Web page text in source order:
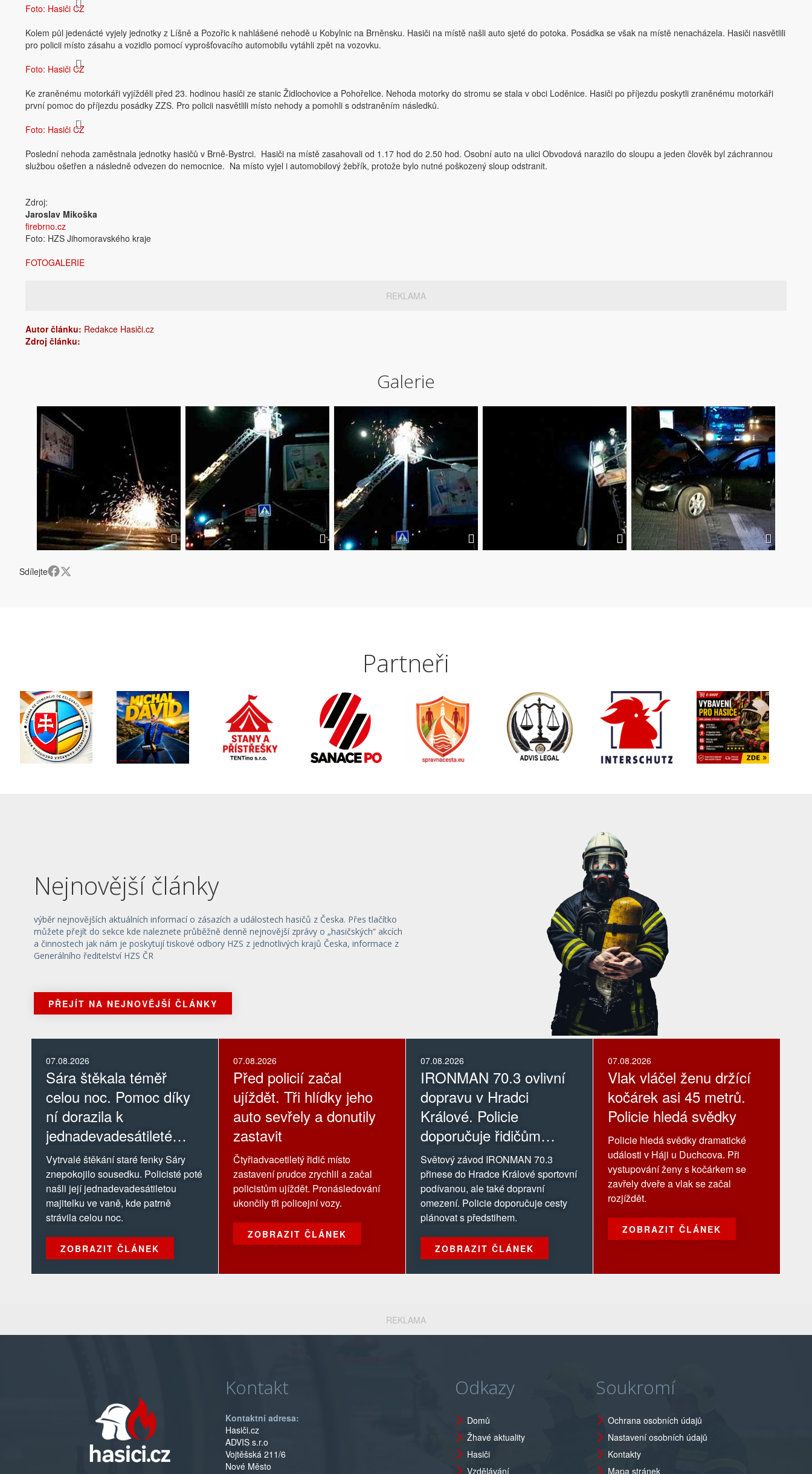
Foto: Hasiči CZ
Kolem půl jedenácté vyjely jednotky z Líšně a Pozořic k nahlášené nehodě u Kobylnic na Brněnsku. Hasiči na místě našli auto sjeté do potoka. Posádka se však na místě nenacházela. Hasiči nasvětlili
pro policii místo zásahu a vozidlo pomocí vyprošťovacího automobilu vytáhli zpět na vozovku.
Foto: Hasiči CZ
Ke zraněnému motorkáři vyjížděli před 23. hodinou hasiči ze stanic Židlochovice a Pohořelice. Nehoda motorky do stromu se stala v obci Loděnice. Hasiči po příjezdu poskytli zraněnému motorkáři
první pomoc do příjezdu posádky ZZS. Pro policii nasvětlili místo nehody a pomohli s odstraněním následků.
Foto: Hasiči CZ
Poslední nehoda zaměstnala jednotky hasičů v Brně-Bystrci. Hasiči na místě zasahovali od 1.17 hod do 2.50 hod. Osobní auto na ulici Obvodová narazilo do sloupu a jeden člověk byl záchrannou
službou ošetřen a následně odvezen do nemocnice. Na místo vyjel i automobilový žebřík, protože bylo nutné poškozený sloup odstranit.
Zdroj:
Jaroslav Mikoška
firebrno.cz
Foto: HZS Jihomoravského kraje
FOTOGALERIE
REKLAMA
Autor článku: Redakce Hasiči.cz
Zdroj článku:
Galerie
Sdílejte
Partneři
Nejnovější články
výběr nejnovějších aktuálních informací o zásazích a událostech hasičů z Česka. Přes tlačítko
můžete přejít do sekce kde naleznete průběžně denně nejnovější zprávy o „hasičských“ akcích
a činnostech jak nám je poskytují tiskové odbory HZS z jednotlivých krajů Česka, informace z
Generálního ředitelství HZS ČR
PŘEJÍT NA NEJNOVĚJŠÍ ČLÁNKY
07.08.2026
Sára štěkala téměř
celou noc. Pomoc díky
ní dorazila k
jednadevadesátileté
majitelce
Vytrvalé štěkání staré fenky Sáry
znepokojilo sousedku. Policisté poté
našli její jednadevadesátiletou
majitelku ve vaně, kde patrně
strávila celou noc.
ZOBRAZIT ČLÁNEK
07.08.2026
IRONMAN 70.3 ovlivní
dopravu v Hradci
Králové. Policie
doporučuje řidičům
oblasti závodu se
vyhnout
Světový závod IRONMAN 70.3
přinese do Hradce Králové sportovní
podívanou, ale také dopravní
omezení. Policie doporučuje cesty
plánovat s předstihem.
ZOBRAZIT ČLÁNEK
07.08.2026
Vlak vláčel ženu držící
kočárek asi 45 metrů.
Policie hledá svědky
Policie hledá svědky dramatické
události v Háji u Duchcova. Při
vystupování ženy s kočárkem se
zavřely dveře a vlak se začal
rozjíždět.
ZOBRAZIT ČLÁNEK
07.08.2026
Před policií začal
ujíždět. Tři hlídky jeho
auto sevřely a donutily
zastavit
Čtyřiadvacetiletý řidič místo
zastavení prudce zrychlil a začal
policistům ujíždět. Pronásledování
ukončily tři policejní vozy.
ZOBRAZIT ČLÁNEK
REKLAMA
Kontakt
Kontaktní adresa:
Hasiči.cz
ADVIS s.r.o
Vojtěšská 211/6
Nové Město
Odkazy
Domů
Žhavé aktuality
Hasiči
Vzdělávání
Soukromí
Ochrana osobních údajů
Nastavení osobních údajů
Kontakty
Mapa stránek